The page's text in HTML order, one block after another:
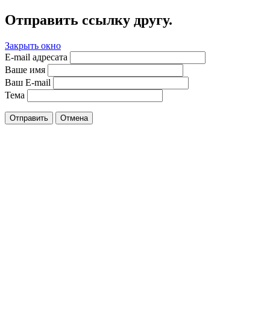
Отправить ссылку другу.
Закрыть окно
E-mail адресата
Ваше имя
Ваш E-mail
Тема
Отправить Отмена